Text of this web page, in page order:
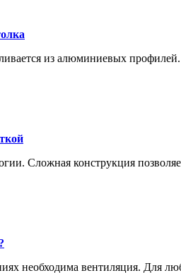
из алюминиевых профилей.
Сложная конструкция
необходима вентиляция. Для